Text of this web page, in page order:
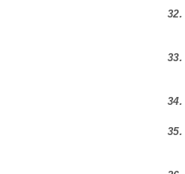
32.
33.
34.
35.